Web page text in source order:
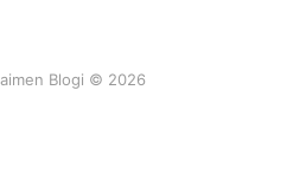
Blogi © 2026